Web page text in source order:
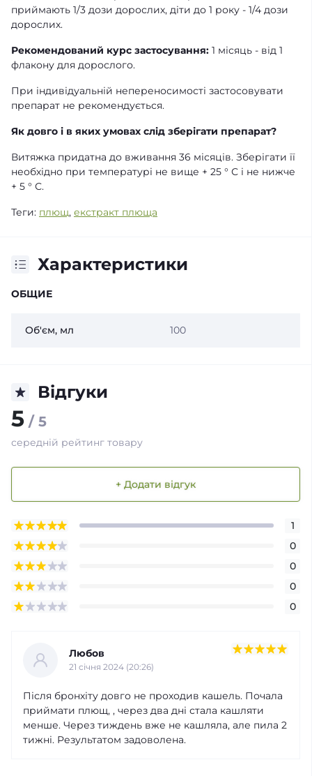
приймають 1/3 дози дорослих, діти до 1 року - 1/4 дози
дорослих.
Рекомендований курс застосування: 1 місяць - від 1
флакону для дорослого.
При індивідуальній непереносимості застосовувати
препарат не рекомендується.
Як довго і в яких умовах слід зберігати препарат?
Витяжка придатна до вживання 36 місяців. Зберігати її
необхідно при температурі не вище + 25 ° С і не нижче
+ 5 ° С.
Теги: плющ, екстракт плюща
Характеристики
ОБЩИЕ
Об'єм, мл 100
Відгуки
5 / 5
середній рейтинг товару
+ Додати відгук
1
0
0
0
0
Любов
21 cічня 2024 (20:26)
Після бронхіту довго не проходив кашель. Почала
приймати плющ, , через два дні стала кашляти
менше. Через тиждень вже не кашляла, але пила 2
тижні. Результатом задоволена.